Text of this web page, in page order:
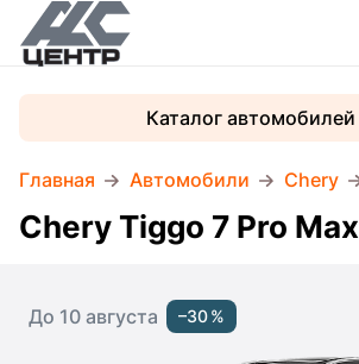
Главная Автомобили Chery
Каталог автомобилей
Chery Tiggo 7 Pro Max
До 10 августа –30 %